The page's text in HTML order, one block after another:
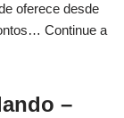
oferece desde
Continue a
–